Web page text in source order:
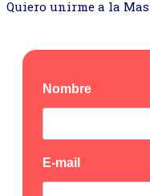
Quiero unirme a la